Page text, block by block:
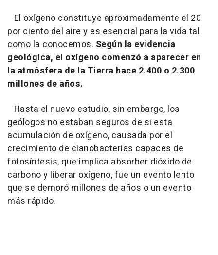
El oxígeno constituye aproximadamente el 20
por ciento del aire y es esencial para la vida tal
como la conocemos. Según la evidencia
geológica, el oxígeno comenzó a aparecer en
la atmósfera de la Tierra hace 2.400 o 2.300
millones de años.
Hasta el nuevo estudio, sin embargo, los
geólogos no estaban seguros de si esta
acumulación de oxígeno, causada por el
crecimiento de cianobacterias capaces de
fotosíntesis, que implica absorber dióxido de
carbono y liberar oxígeno, fue un evento lento
que se demoró millones de años o un evento
más rápido.